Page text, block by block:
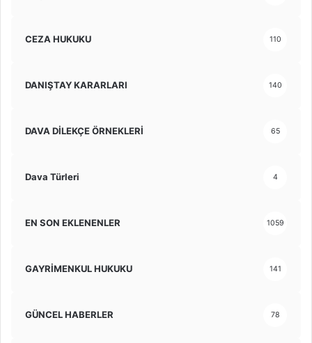
CEZA HUKUKU 110
DANIŞTAY KARARLARI 140
DAVA DİLEKÇE ÖRNEKLERİ 65
Dava Türleri 4
EN SON EKLENENLER 1059
GAYRİMENKUL HUKUKU 141
GÜNCEL HABERLER 78